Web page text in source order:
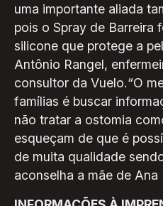
uma importante aliada
pois o Spray de Barreira
silicone que protege a
Antônio Rangel,
consultor da Vuelo.“O
famílias é buscar
não tratar a ostomia
esqueçam de que é
de muita qualidade
aconselha a mãe de Ana